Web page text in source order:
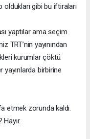
gibi bu iftiraları
yaptılar ama seçim
TRT’nin yayınından
kurumlar çöktü.
yayınlarda birbirine
etmek zorunda kaldı.